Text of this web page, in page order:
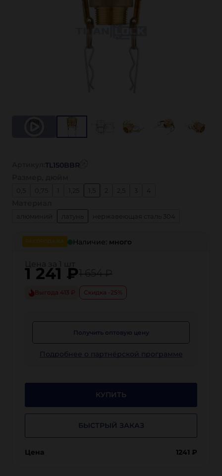
РАСПРОДАЖА Наличие: много
1 241 ₽ 1 654 ₽
Выгода 413 ₽ Скидка -25%
Получить оптовую цену
Подробнее о партнёрской программе
КУПИТЬ
БЫСТРЫЙ ЗАКАЗ
Цена 1241 ₽
TL150BBR
0,75 3
нержавеющая сталь 304